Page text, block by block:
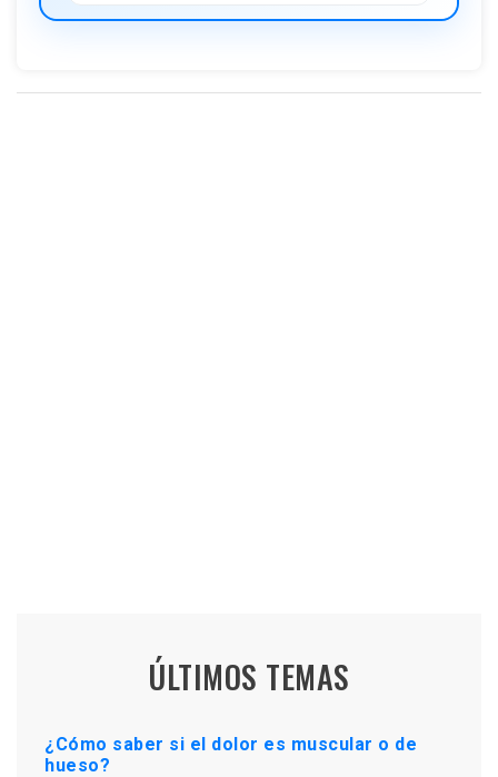
ÚLTIMOS TEMAS
¿Cómo saber si el dolor es muscular o de
hueso?